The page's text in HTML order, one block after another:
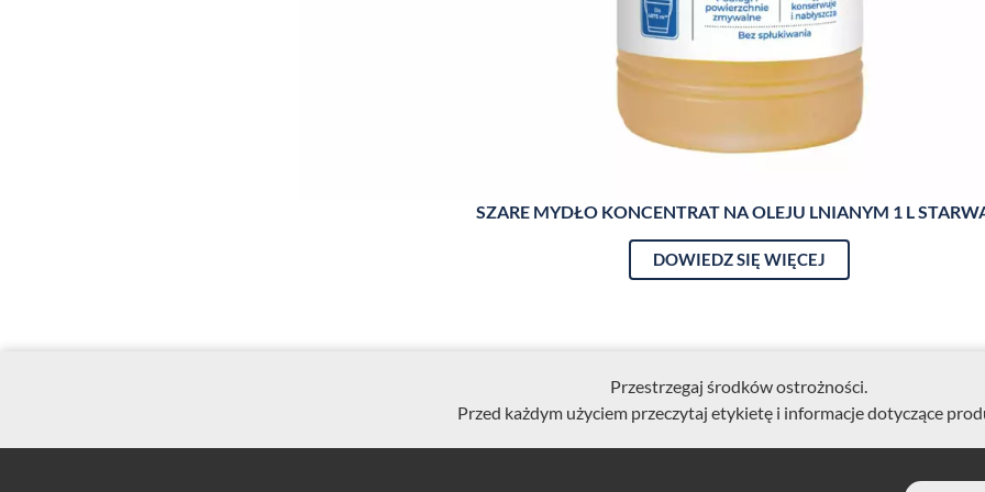
SZARE MYDŁO KONCENTRAT NA OLEJU LNIANYM 1 L
DOWIEDZ SIĘ WIĘCEJ
Przestrzegaj środków ostrożności.
Przed każdym użyciem przeczytaj etykietę i informacje dotyczące